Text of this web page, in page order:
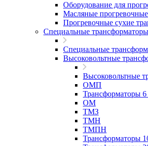
Оборудование для
Масляные
Прогревочные сухие
Специальные трансформаторы
Специальные
Высоковольтные
Высоковольтные
ОМП
Трансформаторы
ОМ
ТМЗ
ТМН
ТМПН
Трансформаторы